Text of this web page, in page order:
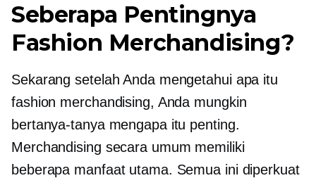
Seberapa Pentingnya
Fashion Merchandising?
Sekarang setelah Anda mengetahui apa itu
fashion merchandising, Anda mungkin
bertanya-tanya mengapa itu penting.
Merchandising secara umum memiliki
beberapa manfaat utama. Semua ini diperkuat